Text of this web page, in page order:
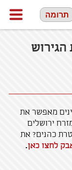
תרומה
מאפשר את
ירושלים
כהנים? את
לחצו כאן.